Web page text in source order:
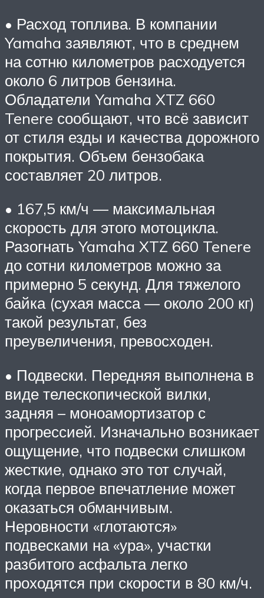
• Расход топлива. В компании
Yamaha заявляют, что в среднем
на сотню километров расходуется
около 6 литров бензина.
Обладатели Yamaha XTZ 660
Tenere сообщают, что всё зависит
от стиля езды и качества дорожного
покрытия. Объем бензобака
составляет 20 литров.
• 167,5 км/ч — максимальная
скорость для этого мотоцикла.
Разогнать Yamaha XTZ 660 Tenere
до сотни километров можно за
примерно 5 секунд. Для тяжелого
байка (сухая масса — около 200 кг)
такой результат, без
преувеличения, превосходен.
• Подвески. Передняя выполнена в
виде телескопической вилки,
задняя – моноамортизатор с
прогрессией. Изначально возникает
ощущение, что подвески слишком
жесткие, однако это тот случай,
когда первое впечатление может
оказаться обманчивым.
Неровности «глотаются»
подвесками на «ура», участки
разбитого асфальта легко
проходятся при скорости в 80 км/ч.